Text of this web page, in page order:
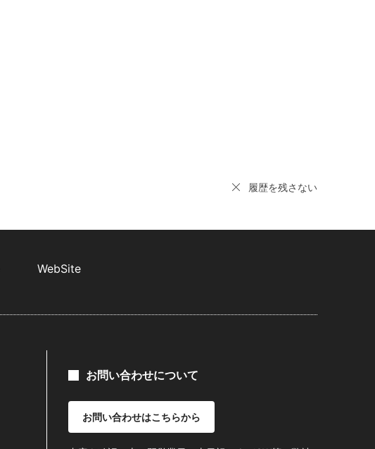
履歴を残さない
WebSite
お問い合わせについて
お問い合わせはこちらから